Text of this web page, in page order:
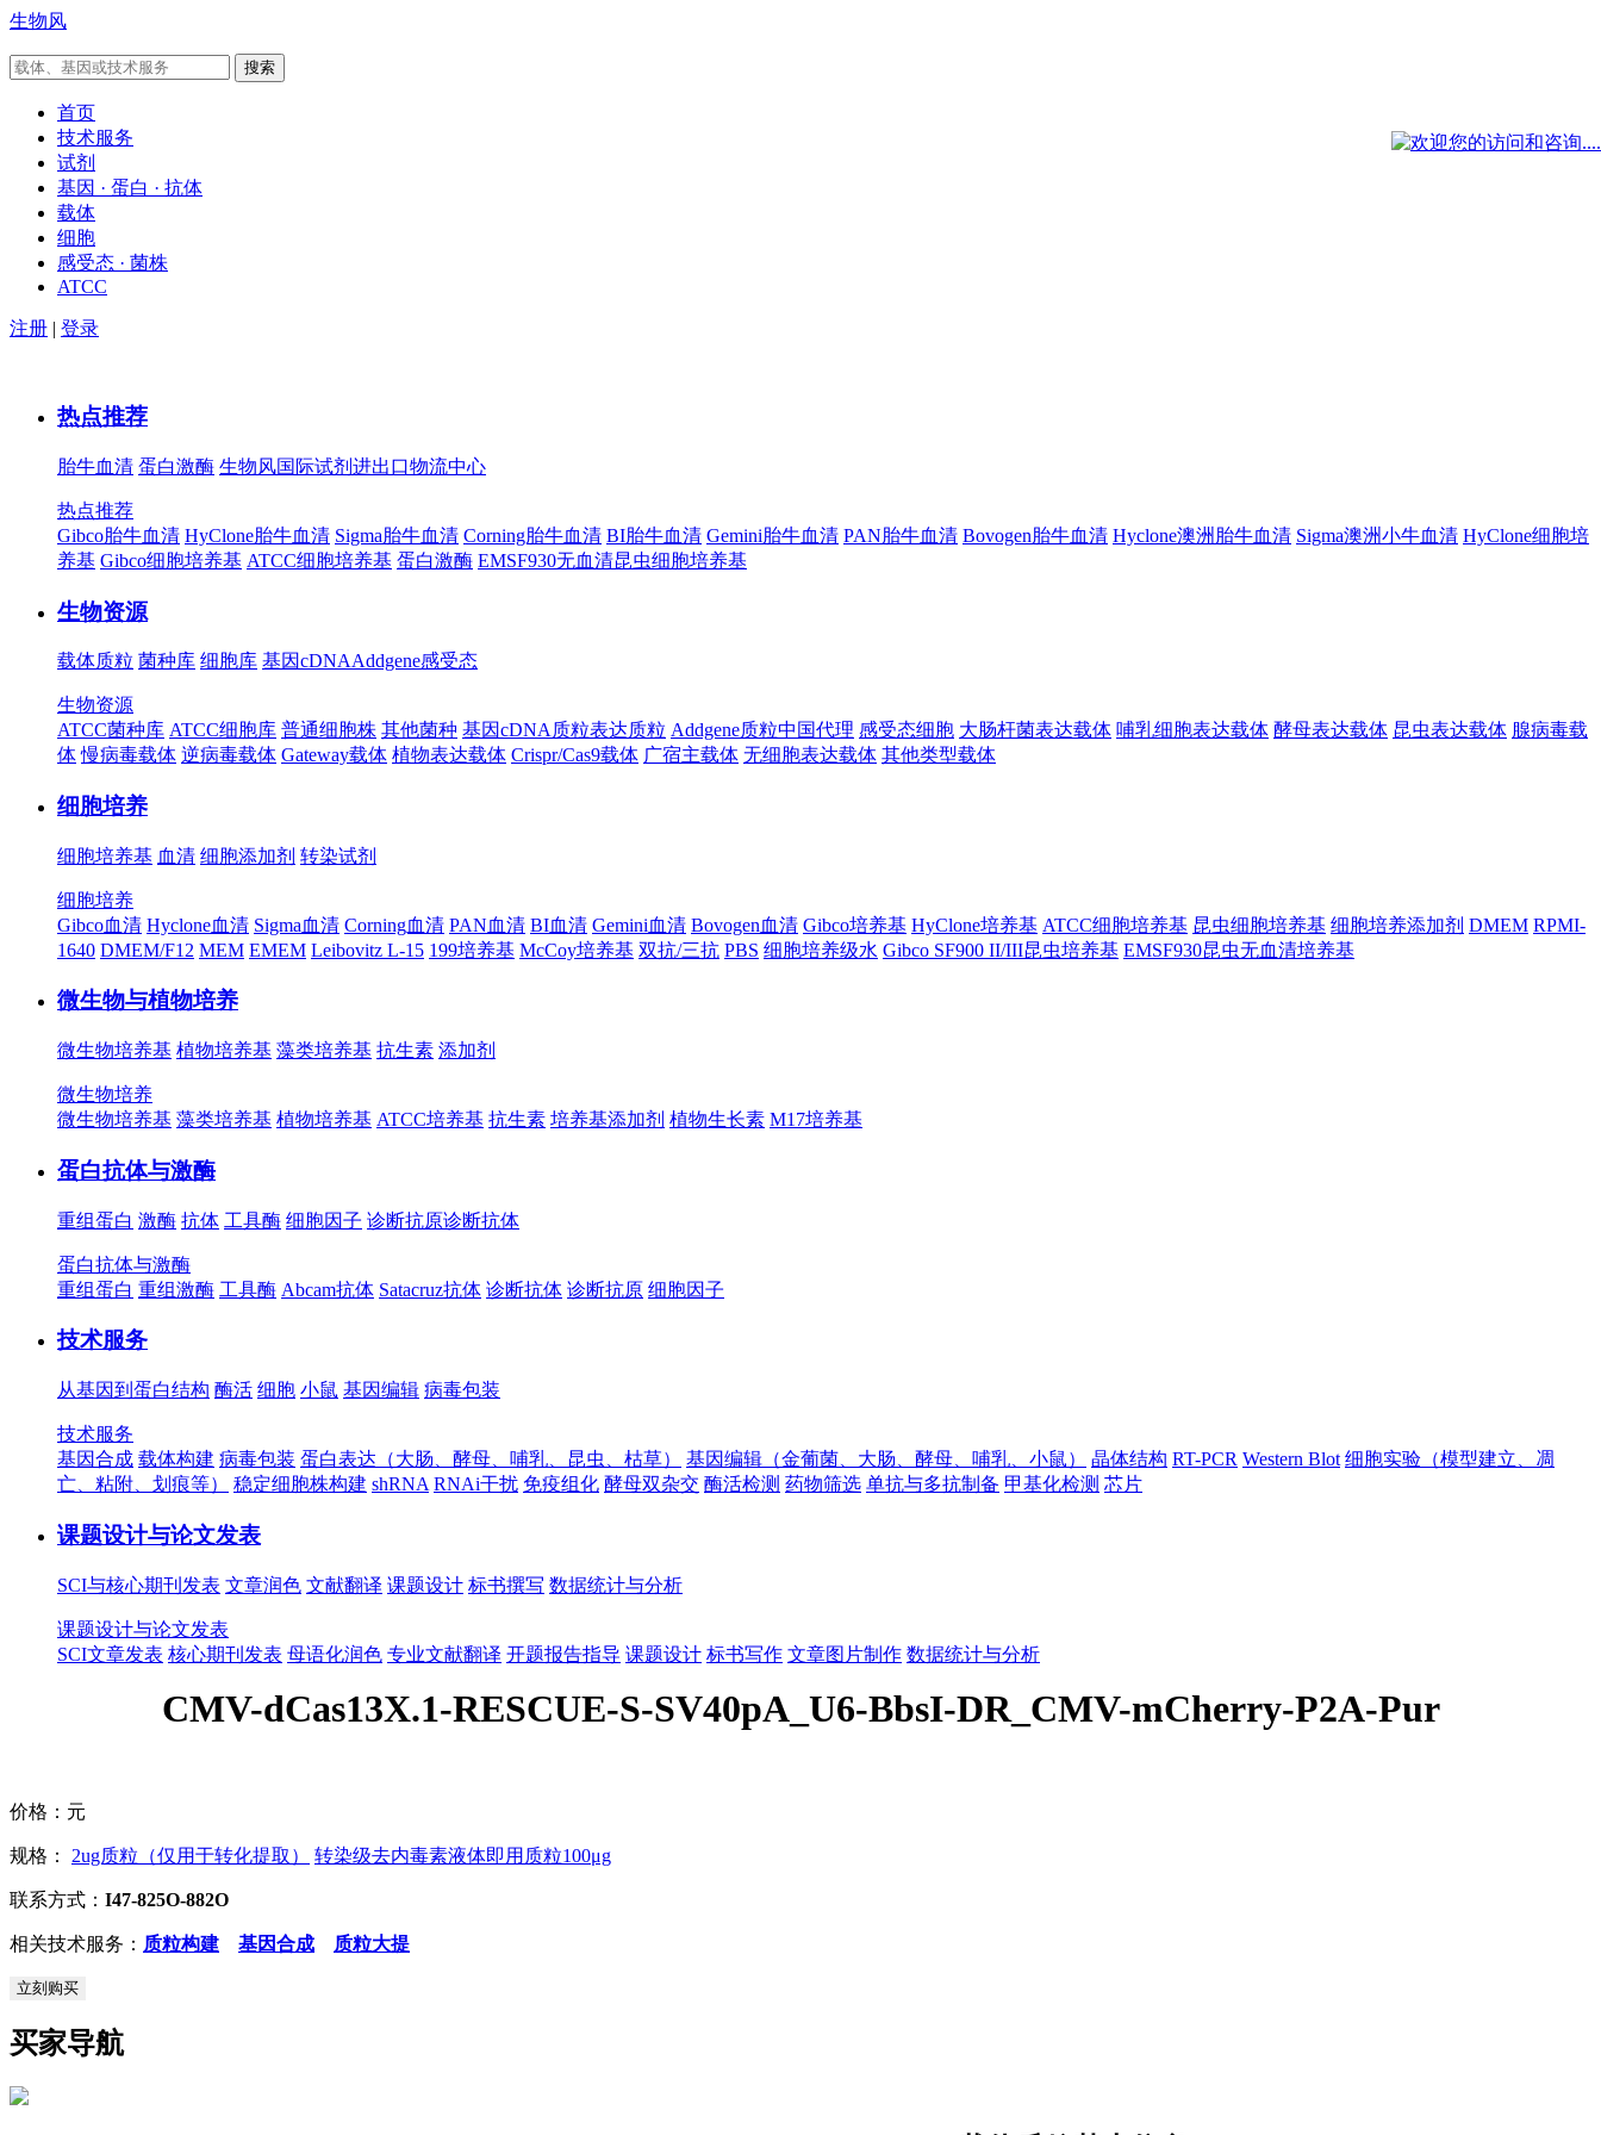
生物风
首页
技术服务
试剂
基因 · 蛋白 · 抗体
载体
细胞
感受态 · 菌株
ATCC
注册 | 登录
热点推荐
胎牛血清 蛋白激酶 生物风国际试剂进出口物流中心
热点推荐
Gibco胎牛血清 HyClone胎牛血清 Sigma胎牛血清 Corning胎牛血清 BI胎牛血清 Gemini胎牛血清 PAN胎牛血清 Bovogen胎牛血清 Hyclone澳洲胎牛血清 Sigma澳洲小牛血清 HyClone细胞培
养基 Gibco细胞培养基 ATCC细胞培养基 蛋白激酶 EMSF930无血清昆虫细胞培养基
生物资源
载体质粒 菌种库 细胞库 基因cDNAAddgene感受态
生物资源
ATCC菌种库 ATCC细胞库 普通细胞株 其他菌种 基因cDNA质粒表达质粒 Addgene质粒中国代理 感受态细胞 大肠杆菌表达载体 哺乳细胞表达载体 酵母表达载体 昆虫表达载体 腺病毒载
体 慢病毒载体 逆病毒载体 Gateway载体 植物表达载体 Crispr/Cas9载体 广宿主载体 无细胞表达载体 其他类型载体
细胞培养
细胞培养基 血清 细胞添加剂 转染试剂
细胞培养
Gibco血清 Hyclone血清 Sigma血清 Corning血清 PAN血清 BI血清 Gemini血清 Bovogen血清 Gibco培养基 HyClone培养基 ATCC细胞培养基 昆虫细胞培养基 细胞培养添加剂 DMEM RPMI-
1640 DMEM/F12 MEM EMEM Leibovitz L-15 199培养基 McCoy培养基 双抗/三抗 PBS 细胞培养级水 Gibco SF900 II/III昆虫培养基 EMSF930昆虫无血清培养基
微生物与植物培养
微生物培养基 植物培养基 藻类培养基 抗生素 添加剂
微生物培养
微生物培养基 藻类培养基 植物培养基 ATCC培养基 抗生素 培养基添加剂 植物生长素 M17培养基
蛋白抗体与激酶
重组蛋白 激酶 抗体 工具酶 细胞因子 诊断抗原诊断抗体
蛋白抗体与激酶
重组蛋白 重组激酶 工具酶 Abcam抗体 Satacruz抗体 诊断抗体 诊断抗原 细胞因子
技术服务
从基因到蛋白结构 酶活 细胞 小鼠 基因编辑 病毒包装
技术服务
基因合成 载体构建 病毒包装 蛋白表达（大肠、酵母、哺乳、昆虫、枯草） 基因编辑（金葡菌、大肠、酵母、哺乳、小鼠） 晶体结构 RT-PCR Western Blot 细胞实验（模型建立、凋
亡、粘附、划痕等）
稳定细胞株构建 shRNA RNAi干扰 免疫组化 酵母双杂交 酶活检测 药物筛选 单抗与多抗制备 甲基化检测 芯片
课题设计与论文发表
SCI与核心期刊发表 文章润色 文献翻译 课题设计 标书撰写 数据统计与分析
课题设计与论文发表
SCI文章发表 核心期刊发表 母语化润色 专业文献翻译 开题报告指导 课题设计 标书写作 文章图片制作 数据统计与分析
CMV-dCas13X.1-RESCUE-S-SV40pA_U6-BbsI-DR_CMV-mCherry-P2A-Pur
价格： 元
规格： 2ug质粒（仅用于转化提取） 转染级去内毒素液体即用质粒100μg
联系方式： I47-825O-882O
相关技术服务： 质粒构建 基因合成 质粒大提
立刻购买
买家导航